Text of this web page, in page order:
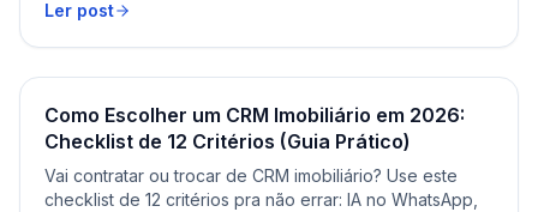
Ler post
Como Escolher um CRM Imobiliário em 2026:
Checklist de 12 Critérios (Guia Prático)
Vai contratar ou trocar de CRM imobiliário? Use este
checklist de 12 critérios pra não errar: IA no WhatsApp,